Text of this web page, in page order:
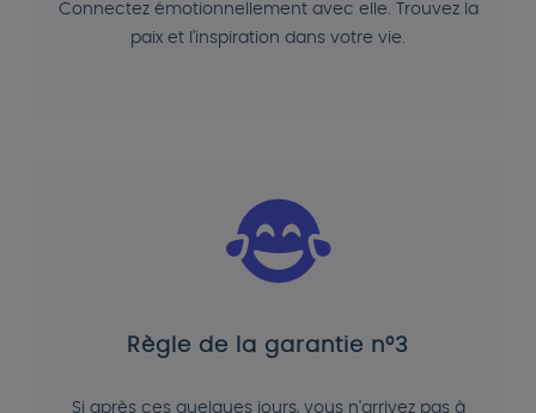
Connectez émotionnellement avec elle. Trouvez la
paix et l'inspiration dans votre vie.
Règle de la garantie n°3
Si après ces quelques jours, vous n'arrivez pas à